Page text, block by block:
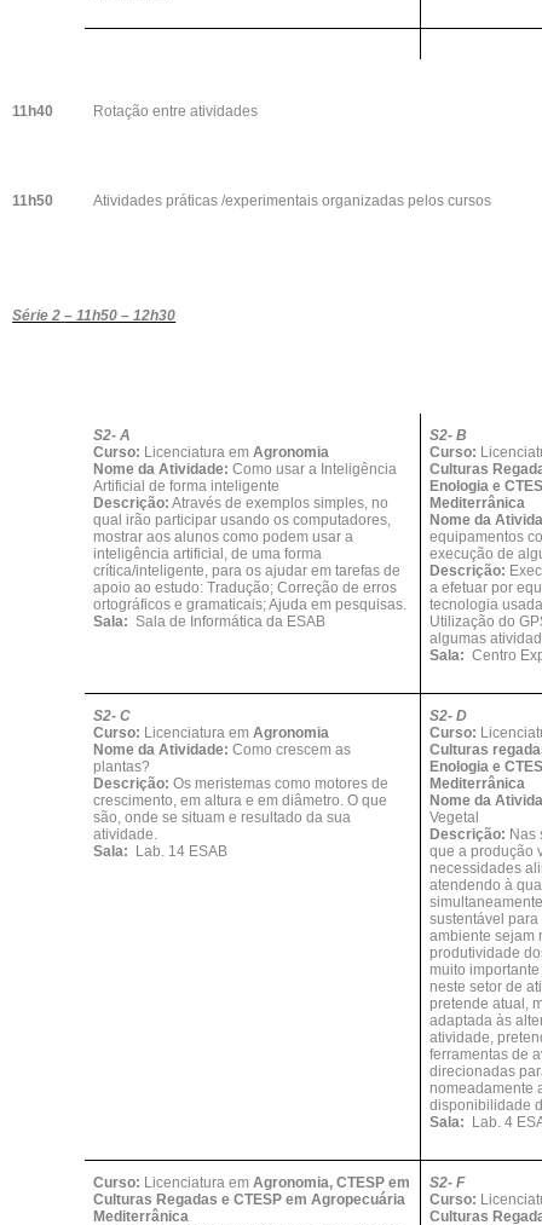
11h40 Rotação entre atividades
11h50 Atividades práticas /experimentais organizadas pelos cursos
Série 2 – 11h50 – 12h30
S2- A
Curso: Licenciatura emAgronomia
Nome da Atividade: Como usar a Inteligência
Artificial de forma inteligente
Descrição: Através de exemplos simples, no
qual irão participar usando os computadores,
mostrar aos alunos como podem usar a
inteligência artificial, de uma forma
crítica/inteligente, para os ajudar em tarefas de
apoio ao estudo: Tradução; Correção de erros
ortográficos e gramaticais; Ajuda em pesquisas.
Sala: Sala de Informática da ESAB
S2- B
Curso:
Culturas
Enologia e
Mediterrânica
Nome da
equipamentos
execução de
Descrição:
a efetuar por
tecnologia
Utilização do
algumas
Sala: Centro
S2- C
Curso: Licenciatura emAgronomia
Nome da Atividade: Como crescem as
plantas?
Descrição: Os meristemas como motores de
crescimento, em altura e em diâmetro. O que
são, onde se situam e resultado da sua
atividade.
Sala:
Lab. 14 ESAB
S2- D
Curso:
Culturas
Enologia e
Mediterrânica
Nome da
Vegetal
Descrição: Nas
que a produção
necessidades
atendendo à
sustentável
ambiente sejam
produtividade
muito
neste setor de
pretende atual,
adaptada às
atividade,
ferramentas de
direcionadas
nomeadamente
disponibilidade
Sala:
Lab. 4
Curso: Licenciatura emAgronomia, CTESP em
Culturas Regadas e CTESP em Agropecuária
Mediterrânica
S2- F
Curso:
Culturas